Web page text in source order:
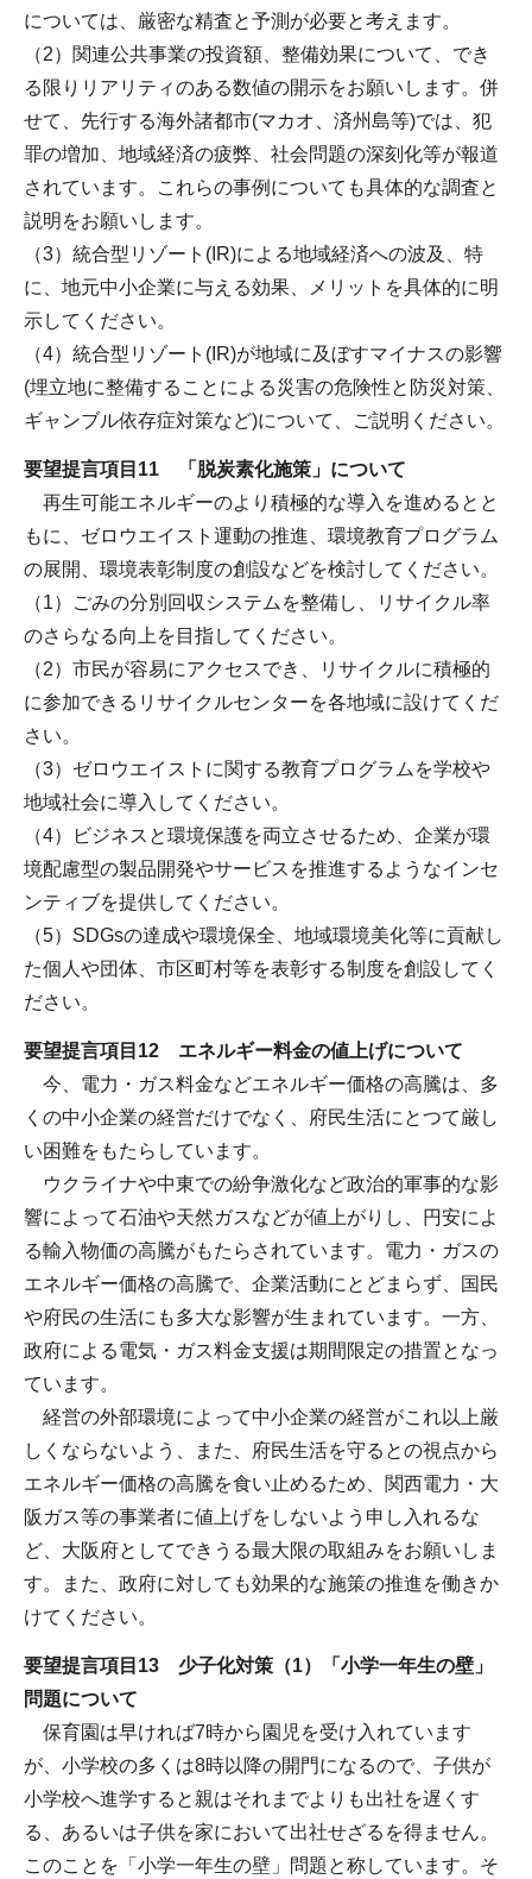
については、厳密な精査と予測が必要と考えます。
（2）関連公共事業の投資額、整備効果について、でき
る限りリアリティのある数値の開示をお願いします。併
せて、先行する海外諸都市(マカオ、済州島等)では、犯
罪の増加、地域経済の疲弊、社会問題の深刻化等が報道
されています。これらの事例についても具体的な調査と
説明をお願いします。
（3）統合型リゾート(IR)による地域経済への波及、特
に、地元中小企業に与える効果、メリットを具体的に明
示してください。
（4）統合型リゾート(IR)が地域に及ぼすマイナスの影響
(埋立地に整備することによる災害の危険性と防災対策、
ギャンブル依存症対策など)について、ご説明ください。
要望提言項目11 「脱炭素化施策」について
再生可能エネルギーのより積極的な導入を進めるとと
もに、ゼロウエイスト運動の推進、環境教育プログラム
の展開、環境表彰制度の創設などを検討してください。
（1）ごみの分別回収システムを整備し、リサイクル率
のさらなる向上を目指してください。
（2）市民が容易にアクセスでき、リサイクルに積極的
に参加できるリサイクルセンターを各地域に設けてくだ
さい。
（3）ゼロウエイストに関する教育プログラムを学校や
地域社会に導入してください。
（4）ビジネスと環境保護を両立させるため、企業が環
境配慮型の製品開発やサービスを推進するようなインセ
ンティブを提供してください。
（5）SDGsの達成や環境保全、地域環境美化等に貢献し
た個人や団体、市区町村等を表彰する制度を創設してく
ださい。
要望提言項目12 エネルギー料金の値上げについて
今、電力・ガス料金などエネルギー価格の高騰は、多
くの中小企業の経営だけでなく、府民生活にとつて厳し
い困難をもたらしています。
ウクライナや中東での紛争激化など政治的軍事的な影
響によって石油や天然ガスなどが値上がりし、円安によ
る輸入物価の高騰がもたらされています。電力・ガスの
エネルギー価格の高騰で、企業活動にとどまらず、国民
や府民の生活にも多大な影響が生まれています。一方、
政府による電気・ガス料金支援は期間限定の措置となっ
ています。
経営の外部環境によって中小企業の経営がこれ以上厳
しくならないよう、また、府民生活を守るとの視点から
エネルギー価格の高騰を食い止めるため、関西電力・大
阪ガス等の事業者に値上げをしないよう申し入れるな
ど、大阪府としてできうる最大限の取組みをお願いしま
す。また、政府に対しても効果的な施策の推進を働きか
けてください。
要望提言項目13 少子化対策（1）「小学一年生の壁」
問題について
保育園は早ければ7時から園児を受け入れています
が、小学校の多くは8時以降の開門になるので、子供が
小学校へ進学すると親はそれまでよりも出社を遅くす
る、あるいは子供を家において出社せざるを得ません。
このことを「小学一年生の壁」問題と称しています。そ